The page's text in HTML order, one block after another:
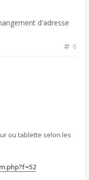
d'adresse
6
ou tablette selon les